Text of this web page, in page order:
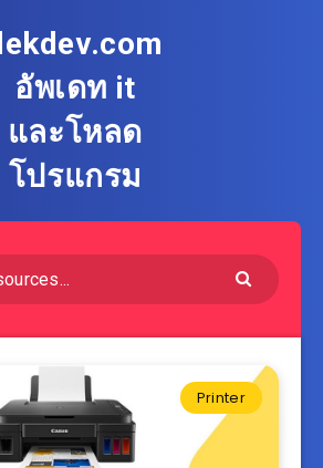
อัพเดท it
และโหลด
โปรแกรม
Printer